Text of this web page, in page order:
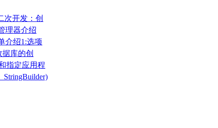
次开发：创
理器介绍
介绍1:选项
据库的创
还原
指定应用程
StringBuilder)